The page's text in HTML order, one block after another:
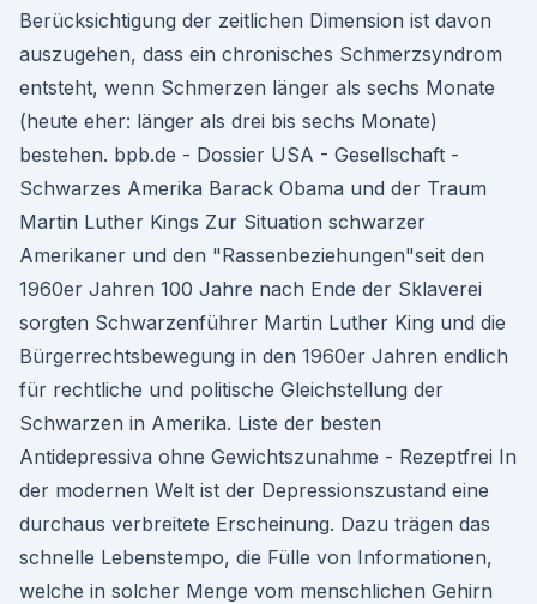
Berücksichtigung der zeitlichen Dimension ist davon
auszugehen, dass ein chronisches Schmerzsyndrom
entsteht, wenn Schmerzen länger als sechs Monate
(heute eher: länger als drei bis sechs Monate)
bestehen. bpb.de - Dossier USA - Gesellschaft -
Schwarzes Amerika Barack Obama und der Traum
Martin Luther Kings Zur Situation schwarzer
Amerikaner und den "Rassenbeziehungen"seit den
1960er Jahren 100 Jahre nach Ende der Sklaverei
sorgten Schwarzenführer Martin Luther King und die
Bürgerrechtsbewegung in den 1960er Jahren endlich
für rechtliche und politische Gleichstellung der
Schwarzen in Amerika. Liste der besten
Antidepressiva ohne Gewichtszunahme - Rezeptfrei In
der modernen Welt ist der Depressionszustand eine
durchaus verbreitete Erscheinung. Dazu trägen das
schnelle Lebenstempo, die Fülle von Informationen,
welche in solcher Menge vom menschlichen Gehirn